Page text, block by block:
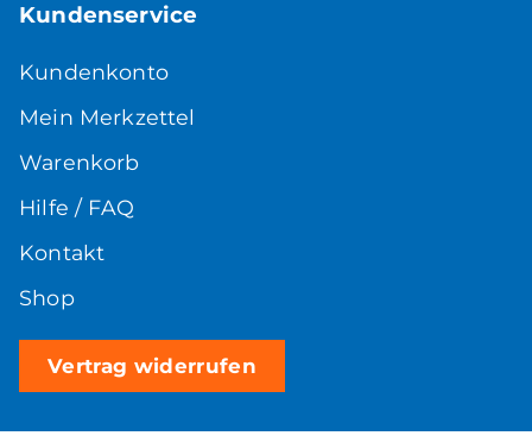
Kundenservice
Kundenkonto
Mein Merkzettel
Warenkorb
Hilfe / FAQ
Kontakt
Shop
Vertrag widerrufen